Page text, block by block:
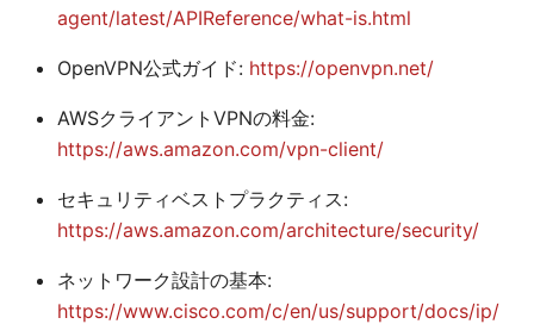
agent/latest/APIReference/what-is.html
OpenVPN公式ガイド: https://openvpn.net/
AWSクライアントVPNの料金:
https://aws.amazon.com/vpn-client/
セキュリティベストプラクティス:
https://aws.amazon.com/architecture/security/
ネットワーク設計の基本:
https://www.cisco.com/c/en/us/support/docs/ip/